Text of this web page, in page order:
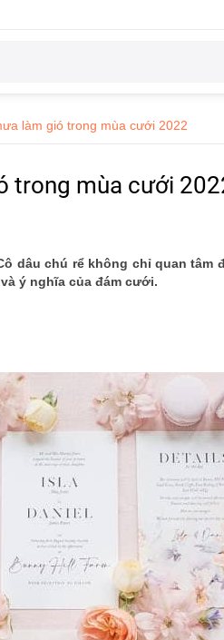
làm gió trong mùa cưới 2022
trong mùa cưới
dâu chú rể không chỉ quan
ý nghĩa của đám cưới.